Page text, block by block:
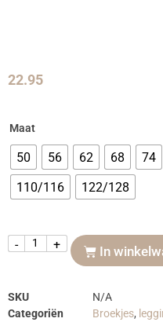
22.95
Maat
50 56 62 68 74
110/116
122/128
- + In
SKU
N/A
Categoriën
Broekjes,